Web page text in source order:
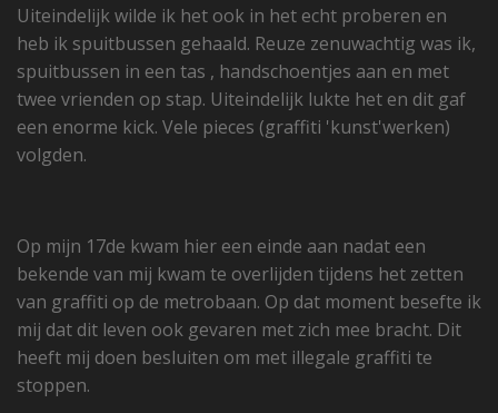
Uiteindelijk wilde ik het ook in het echt proberen en
heb ik spuitbussen gehaald. Reuze zenuwachtig was ik,
spuitbussen in een tas , handschoentjes aan en met
twee vrienden op stap. Uiteindelijk lukte het en dit gaf
een enorme kick. Vele pieces (graffiti 'kunst'werken)
volgden.
Op mijn 17de kwam hier een einde aan nadat een
bekende van mij kwam te overlijden tijdens het zetten
van graffiti op de metrobaan. Op dat moment besefte ik
mij dat dit leven ook gevaren met zich mee bracht. Dit
heeft mij doen besluiten om met illegale graffiti te
stoppen.